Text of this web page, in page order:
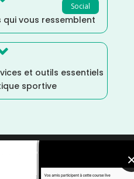
Social
vous ressemblent
et outils essentiels
sportive
/Dénivelé Elevé/